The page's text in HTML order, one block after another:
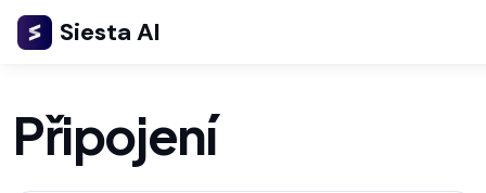
Siesta AI
Připojení